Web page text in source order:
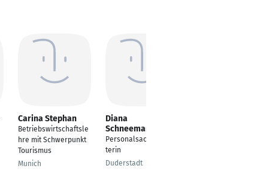
Carina Stephan
Betriebswirtschaftsle
hre mit Schwerpunkt
Tourismus
Munich
Diana
Schneemann
Personalsachbearbei
terin
Duderstadt